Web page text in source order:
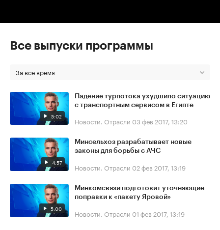
Все выпуски программы
За все время
5:02
Падение турпотока ухудшило ситуацию
с транспортным сервисом в Египте
Новости. Отрасли 03 фев 2017, 13:20
4:57
Минсельхоз разрабатывает новые
законы для борьбы с АЧС
Новости. Отрасли 02 фев 2017, 13:19
5:00
Минкомсвязи подготовит уточняющие
поправки к «пакету Яровой»
Новости. Отрасли 01 фев 2017, 13:19